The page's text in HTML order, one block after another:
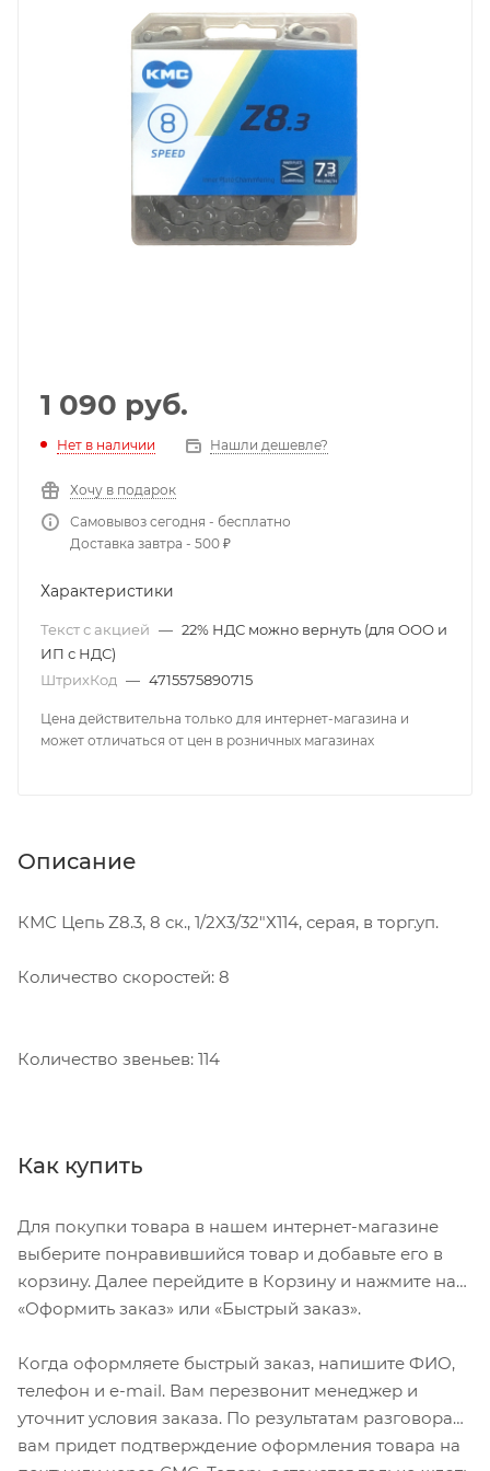
1 090 руб.
Нет в наличии Нашли дешевле?
Хочу в подарок
Самовывоз сегодня - бесплатно
Доставка завтра - 500 ₽
Характеристики
Текст с акцией — 22% НДС можно вернуть (для ООО и
ИП с НДС)
ШтрихКод — 4715575890715
Цена действительна только для интернет-магазина и
может отличаться от цен в розничных магазинах
Описание
КМС Цепь Z8.3, 8 ск., 1/2X3/32"Х114, серая, в торг.уп.
Количество скоростей: 8
Количество звеньев: 114
Как купить
Для покупки товара в нашем интернет-магазине
выберите понравившийся товар и добавьте его в
корзину. Далее перейдите в Корзину и нажмите на
«Оформить заказ» или «Быстрый заказ».
Когда оформляете быстрый заказ, напишите ФИО,
телефон и e-mail. Вам перезвонит менеджер и
уточнит условия заказа. По результатам разговора
вам придет подтверждение оформления товара на